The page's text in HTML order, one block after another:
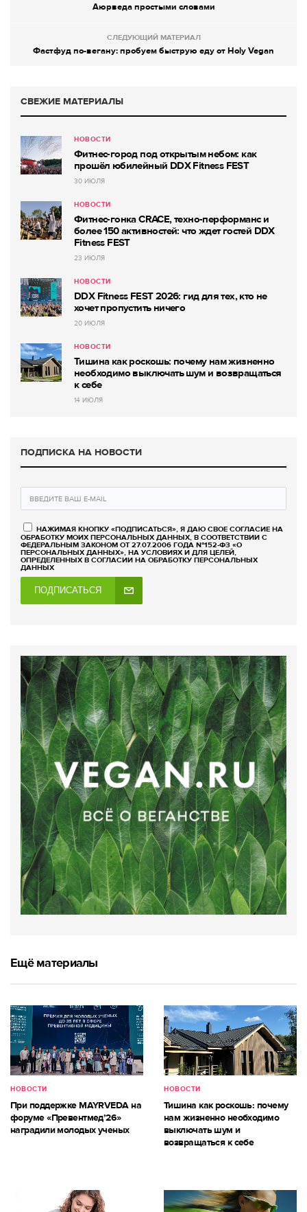
Аюрведа простыми словами
СЛЕДУЮЩИЙ МАТЕРИАЛ
Фастфуд по-вегану: пробуем быструю еду от Holy Vegan
СВЕЖИЕ МАТЕРИАЛЫ
НОВОСТИ
Фитнес-город под открытым небом: как
прошёл юбилейный DDX Fitness FEST
30 ИЮЛЯ
НОВОСТИ
Фитнес-гонка CRACE, техно-перформанс и
более 150 активностей: что ждет гостей DDX
Fitness FEST
23 ИЮЛЯ
НОВОСТИ
DDX Fitness FEST 2026: гид для тех, кто не
хочет пропустить ничего
20 ИЮЛЯ
НОВОСТИ
Тишина как роскошь: почему нам жизненно
необходимо выключать шум и возвращаться
к себе
14 ИЮЛЯ
ПОДПИСКА НА НОВОСТИ
НАЖИМАЯ КНОПКУ «ПОДПИСАТЬСЯ», Я ДАЮ СВОЕ СОГЛАСИЕ НА
ОБРАБОТКУ МОИХ ПЕРСОНАЛЬНЫХ ДАННЫХ, В СООТВЕТСТВИИ С
ФЕДЕРАЛЬНЫМ ЗАКОНОМ ОТ 27.07.2006 ГОДА №152-ФЗ «О
ПЕРСОНАЛЬНЫХ ДАННЫХ», НА УСЛОВИЯХ И ДЛЯ ЦЕЛЕЙ,
ОПРЕДЕЛЕННЫХ В СОГЛАСИИ НА ОБРАБОТКУ ПЕРСОНАЛЬНЫХ
ДАННЫХ
ПОДПИСАТЬСЯ
Ещё материалы
НОВОСТИ
При поддержке MAYRVEDA на
форуме «Превентмед’26»
наградили молодых ученых
НОВОСТИ
Тишина как роскошь: почему
нам жизненно необходимо
выключать шум и
возвращаться к себе